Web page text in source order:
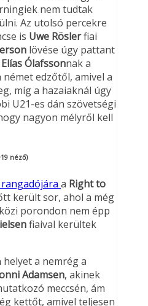
nem tudtak
Az utolsó percekre
is Uwe Röslerfiai
lövése úgy pattant
Elías Ólafssonnak a
edzőtől, amivel a
míg a hazaiaknál úgy
U21-es dán szövetségi
nagyon mélyről kell
néző)
a Right to
került sor, ahol a még
porondon nem épp
fiaival kerültek
a nemrég a
Adamsen, akinek
meccsén, ám
kettőt, amivel teljesen